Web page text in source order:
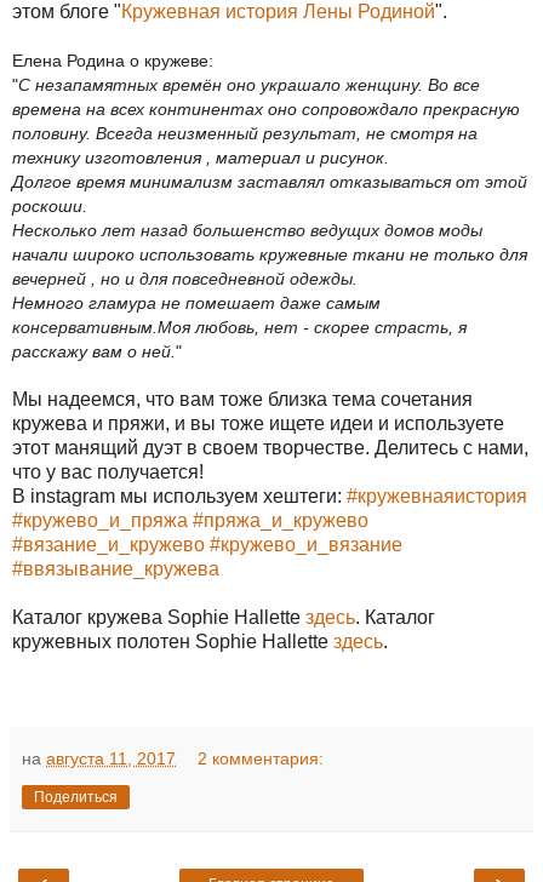
этом блоге "Кружевная история Лены Родиной".
Елена Родина о кружеве:
"С незапамятных времён оно украшало женщину. Во все
времена на всех континентах оно сопровождало прекрасную
половину. Всегда неизменный результат, не смотря на
технику изготовления , материал и рисунок.
Долгое время минимализм заставлял отказываться от этой
роскоши.
Несколько лет назад большенство ведущих домов моды
начали широко использовать кружевные ткани не только для
вечерней , но и для повседневной одежды.
Немного гламура не помешает даже самым
консервативным. Моя любовь, нет - скорее страсть, я
расскажу вам о ней. "
Мы надеемся, что вам тоже близка тема сочетания
кружева и пряжи, и вы тоже ищете идеи и используете
этот манящий дуэт в своем творчестве. Делитесь с нами,
что у вас получается!
В instagram мы используем хештеги: #кружевнаяистория
#кружево_и_пряжа #пряжа_и_кружево
#вязание_и_кружево #кружево_и_вязание
#ввязывание_кружева
Каталог кружева Sophie Hallette здесь. Каталог
кружевных полотен Sophie Hallette здесь.
на августа 11, 2017 2 комментария:
Поделиться